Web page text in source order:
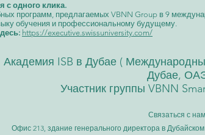
с одного клика.
программ, предлагаемых VBNN Group в 9
обучения и профессиональному будущему.
https://executive.swissuniversity.com/
Академия ISB в Дубае (
Дубае,
Участник группы VBNN
Связаться с
Офис 213, здание генерального директора в